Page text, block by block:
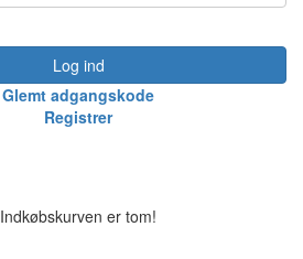
Log ind
Glemt adgangskode
Registrer
Indkøbskurven er tom!